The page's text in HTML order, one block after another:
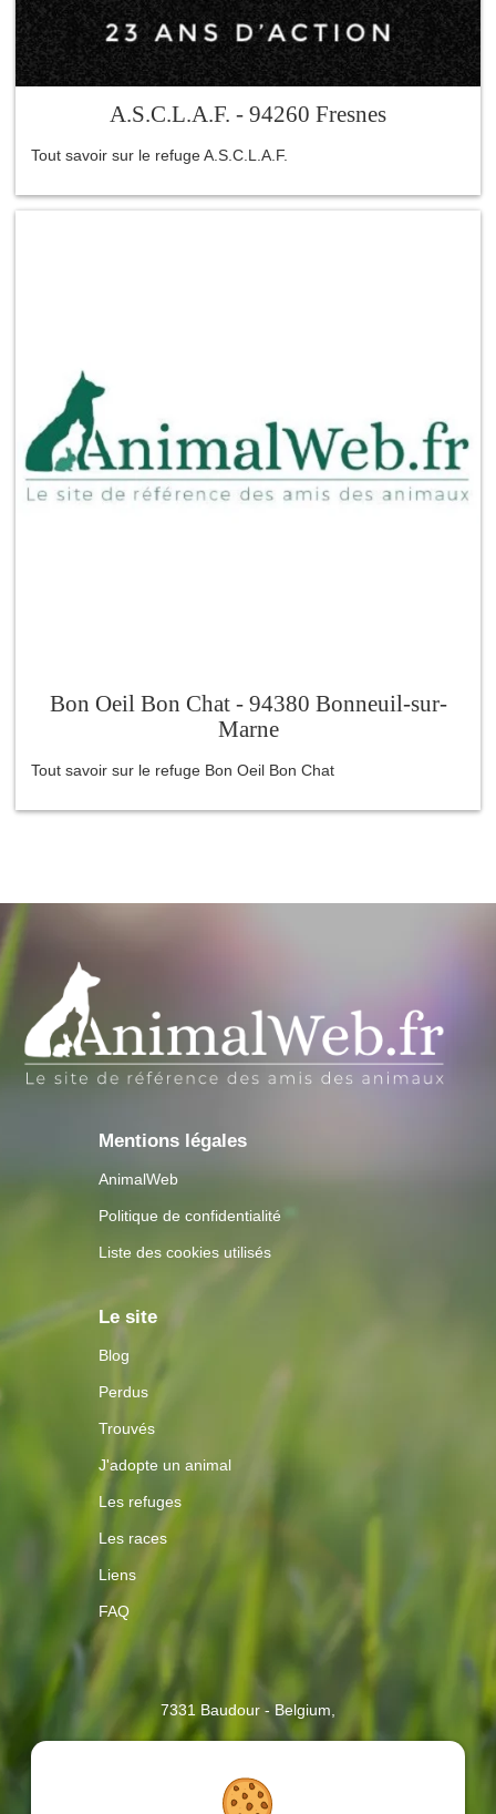
A.S.C.L.A.F. - 94260 Fresnes
Tout savoir sur le refuge A.S.C.L.A.F.
Bon Oeil Bon Chat - 94380 Bonneuil-sur-
Marne
Tout savoir sur le refuge Bon Oeil Bon Chat
Mentions légales
AnimalWeb
Politique de confidentialité
Liste des cookies utilisés
Le site
Blog
Perdus
Trouvés
J'adopte un animal
Les refuges
Les races
Liens
FAQ
Contactez-
7331 Baudour - Belgium,